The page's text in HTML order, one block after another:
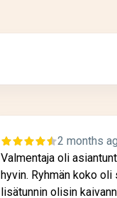
2 months
Valmentaja oli
hyvin. Ryhmän koko oli
lisätunnin olisin